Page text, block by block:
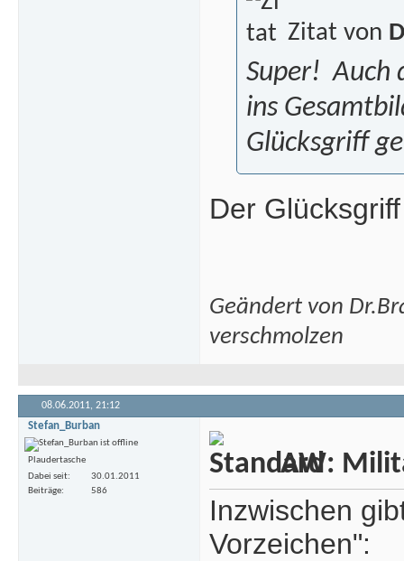
Zitat von
Super! Auch
ins
Glücksgriff
Der
Geändert von
verschmolzen
08.06.2011, 21:12
Stefan_Burban
Plaudertasche
Dabei seit
30.01.2011
Beiträge
586
AW:
Inzwischen
Vorzeichen":